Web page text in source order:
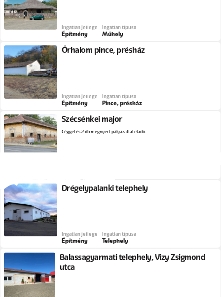
Ingatlan jellege
Építmény
Ingatlan típusa
Műhely
Őrhalom pince, présház
Ingatlan jellege
Építmény
Ingatlan típusa
Pince, présház
Szécsénkei major
Céggel és 2 db megnyert pályázattal eladó.
Drégelypalánki telephely
Ingatlan jellege
Építmény
Ingatlan típusa
Telephely
Balassagyarmati telephely, Vizy Zsigmond
utca